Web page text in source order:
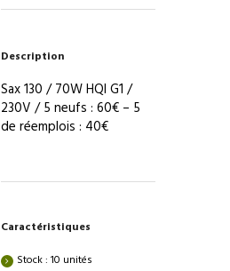
Description
Sax 130 / 70W HQI G1 /
230V / 5 neufs : 60€ – 5
de réemplois : 40€
Caractéristiques
Stock : 10 unités